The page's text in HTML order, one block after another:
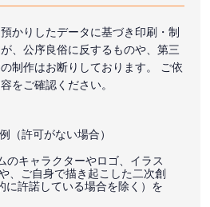
かりしたデータに基づき印刷・制
、公序良俗に反するものや、第三
制作はお断りしております。 ご依
をご確認ください。
（許可がない場合）
のキャラクターやロゴ、イラス
、ご自身で描き起こした二次創
に許諾している場合を除く）を